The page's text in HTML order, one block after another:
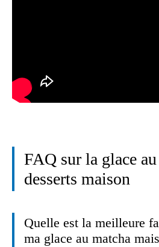
FAQ sur la glace
desserts maison
Quelle est la meilleure
ma glace au matcha